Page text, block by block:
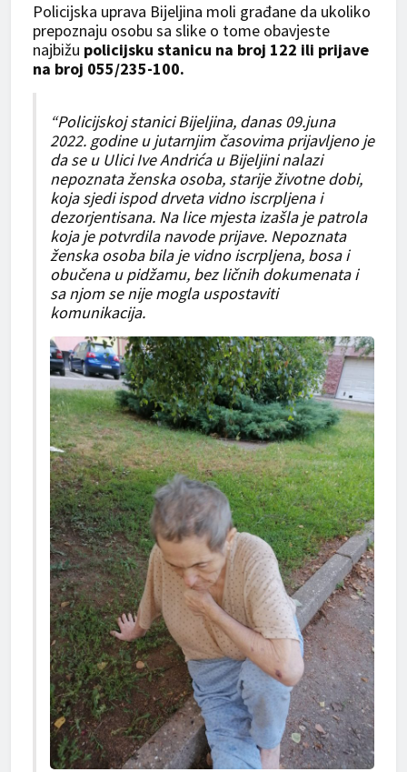
Policijska uprava Bijeljina moli građane da ukoliko
prepoznaju osobu sa slike o tome obavjeste
najbižu policijsku stanicu na broj 122 ili prijave
na broj 055/235-100.
“Policijskoj stanici Bijeljina, danas 09.juna
2022. godine u jutarnjim časovima prijavljeno je
da se u Ulici Ive Andrića u Bijeljini nalazi
nepoznata ženska osoba, starije životne dobi,
koja sjedi ispod drveta vidno iscrpljena i
dezorjentisana. Na lice mjesta izašla je patrola
koja je potvrdila navode prijave. Nepoznata
ženska osoba bila je vidno iscrpljena, bosa i
obučena u pidžamu, bez ličnih dokumenata i
sa njom se nije mogla uspostaviti
komunikacija.